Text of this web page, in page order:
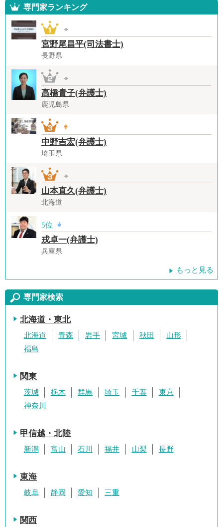
専門家ランキング
宮野尾昌平(司法書士)
長野県
高橋貴子(弁護士)
鹿児島県
中野吉宏(弁護士)
埼玉県
山本直久(弁護士)
北海道
5位
戎卓一(弁護士)
兵庫県
もっと見る
専門家検索
北海道・東北
北海道 青森 岩手 宮城 秋田
山形
福島
関東
茨城 栃木 群馬 埼玉 千葉
東京
神奈川
甲信越・北陸
新潟 富山 石川 福井 山梨 長野
東海
岐阜 静岡 愛知 三重
関西